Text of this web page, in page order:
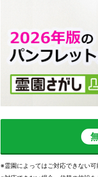
※霊園によってはご対応できない可